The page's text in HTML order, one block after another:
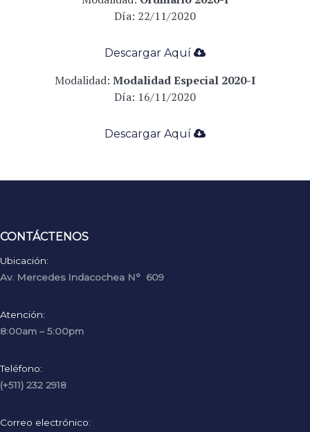
Día: 22/11/2020
Descargar Aquí
Modalidad: Modalidad Especial 2020-I
Día: 16/11/2020
Descargar Aquí
CONTÁCTENOS
Ubicación:
Av. Mercedes Indacochea N° 609
Atención:
8:00am – 5:00pm
Teléfono:
(+511) 232 2918
Correo electrónico: